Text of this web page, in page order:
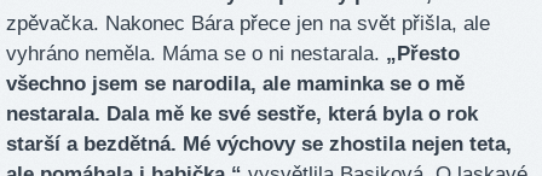
zpěvačka. Nakonec Bára přece jen na svět přišla, ale
vyhráno neměla. Máma se o ni nestarala. „Přesto
všechno jsem se narodila, ale maminka se o mě
nestarala. Dala mě ke své sestře, která byla o rok
starší a bezdětná. Mé výchovy se zhostila nejen teta,